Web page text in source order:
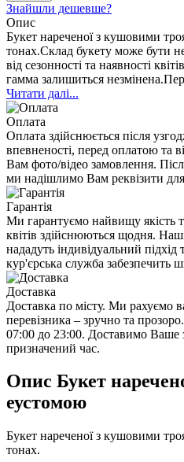
Знайшли дешевше?
Опис
Букет нареченої з кушовими
тонах.Склад букету може бути
від сезонності та наявності
гамма залишиться
Читати далі...
Оплата
Оплата здійснюється після
впевненості, перед оплатою та
Вам фото/відео замовлення.
ми надішлимо Вам реквізити
Гарантія
Ми гарантуємо найвищу якість
квітів здійснюються щодня.
нададуть індивідуальний
кур'єрська служба забезпечить
Доставка
Доставка по місту. Ми рахуємо
перевізника – зручно та
07:00 до 23:00. Доставимо Ваше
призначений час.
Опис Букет
еустомою
Букет нареченої з кушовими
тонах.